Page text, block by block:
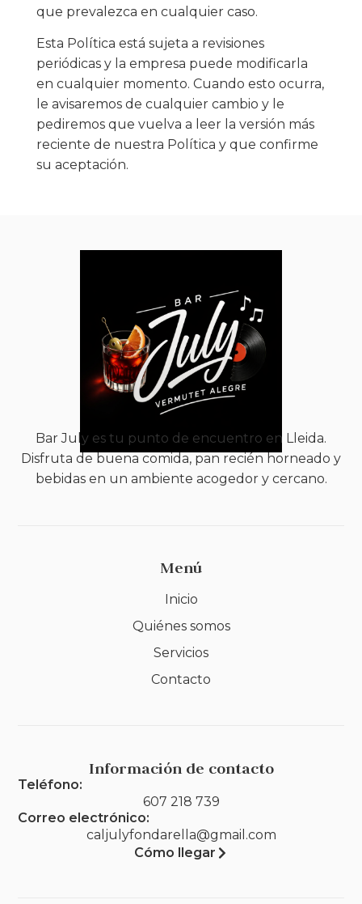
que prevalezca en cualquier caso.
Esta Política está sujeta a revisiones
periódicas y la empresa puede modificarla
en cualquier momento. Cuando esto ocurra,
le avisaremos de cualquier cambio y le
pediremos que vuelva a leer la versión más
reciente de nuestra Política y que confirme
su aceptación.
Bar July es tu punto de encuentro en Lleida.
Disfruta de buena comida, pan recién horneado y
bebidas en un ambiente acogedor y cercano.
Menú
Inicio
Quiénes somos
Servicios
Contacto
Información de contacto
Teléfono:
607 218 739
Correo electrónico:
caljulyfondarella@gmail.com
Cómo llegar